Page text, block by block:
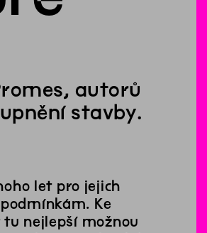
autorů
stavby.
let pro jejich
Ke
nejlepší možnou